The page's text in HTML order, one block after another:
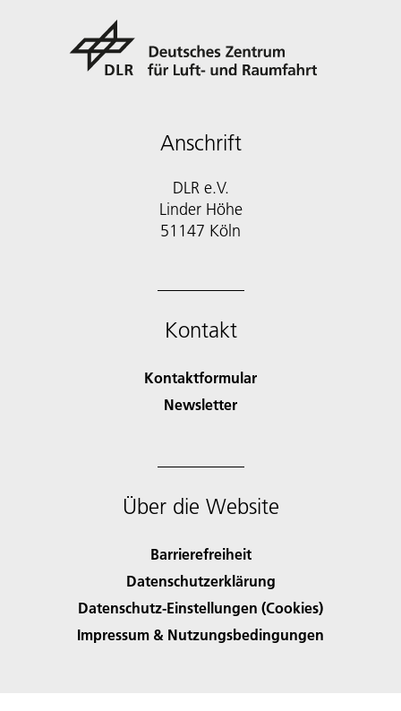
Anschrift
DLR e.V.
Linder Höhe
51147 Köln
Kontakt
Kontaktformular
Newsletter
Über die Website
Barrierefreiheit
Datenschutzerklärung
Datenschutz-Einstellungen (Cookies)
Impressum & Nutzungsbedingungen